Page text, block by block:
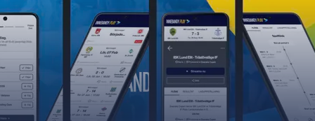
Bilder och videoklipp från matcherna
som spelades fram till säsongen 2025/26
har vi dessvärre ingen möjlighet att
importera in på vår plattform.